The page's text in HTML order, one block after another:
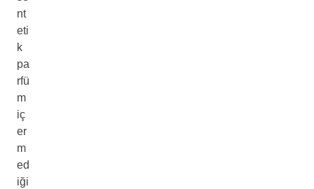
nt
eti
k
pa
rfü
m
iç
er
m
ed
iği